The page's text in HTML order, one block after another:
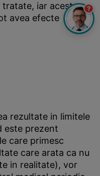
iar aceste
avea efecte
rezultate in limitele
este prezent
care primesc
care arata ca nu
in realitate), vor
?